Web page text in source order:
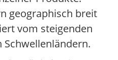
geographisch breit
vom steigenden